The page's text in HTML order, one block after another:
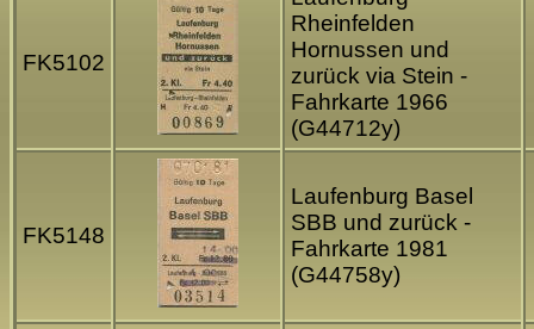
FK5102
Rheinfelden
Hornussen und
zurück via Stein -
Fahrkarte 1966
(G44712y)
FK5148
Laufenburg Basel
SBB und zurück -
Fahrkarte 1981
(G44758y)